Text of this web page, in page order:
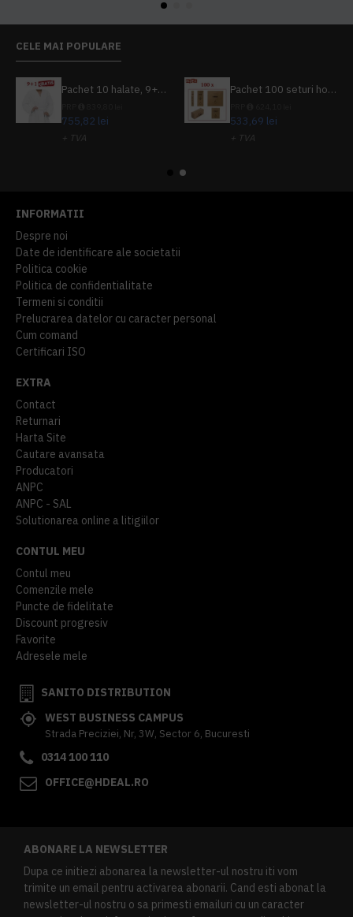
CELE MAI POPULARE
Pachet 10 halate, 9+1 gratuit
755,82 lei
+ TVA
Pachet 100 seturi hoteliere, set dentar, set barbierit, casca de dus, pila unghii, set cusut
533,69 lei
+ TVA
INFORMATII
Despre noi
Date de identificare ale societatii
Politica cookie
Politica de confidentialitate
Termeni si conditii
Prelucrarea datelor cu caracter personal
Cum comand
Certificari ISO
EXTRA
Contact
Returnari
Harta Site
Cautare avansata
Producatori
ANPC
ANPC - SAL
Solutionarea online a litigiilor
CONTUL MEU
Contul meu
Comenzile mele
Puncte de fidelitate
Discount progresiv
Favorite
Adresele mele
SANITO DISTRIBUTION
WEST BUSINESS CAMPUS
Strada Preciziei, Nr, 3W, Sector 6, Bucuresti
0314 100 110
OFFICE@HDEAL.RO
ABONARE LA NEWSLETTER
Dupa ce initiezi abonarea la newsletter-ul nostru iti vom
trimite un email pentru activarea abonarii. Cand esti abonat la
newsletter-ul nostru o sa primesti emailuri cu un caracter